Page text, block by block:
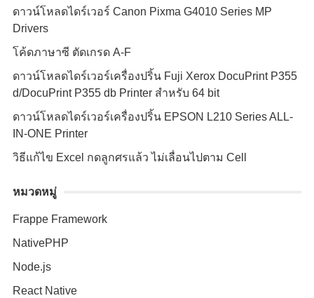
ดาวน์โหลดไดร์เวอร์ Canon Pixma G4010 Series MP
Drivers
โค้ดภาษาซี ตัดเกรด A-F
ดาวน์โหลดไดร์เวอร์เครื่องปริ้น Fuji Xerox DocuPrint P355
d/DocuPrint P355 db Printer สำหรับ 64 bit
ดาวน์โหลดไดร์เวอร์เครื่องปริ้น EPSON L210 Series ALL-
IN-ONE Printer
วิธีแก้ไข Excel กดลูกศรแล้ว ไม่เลื่อนไปตาม Cell
หมวดหมู่
Frappe Framework
NativePHP
Node.js
React Native